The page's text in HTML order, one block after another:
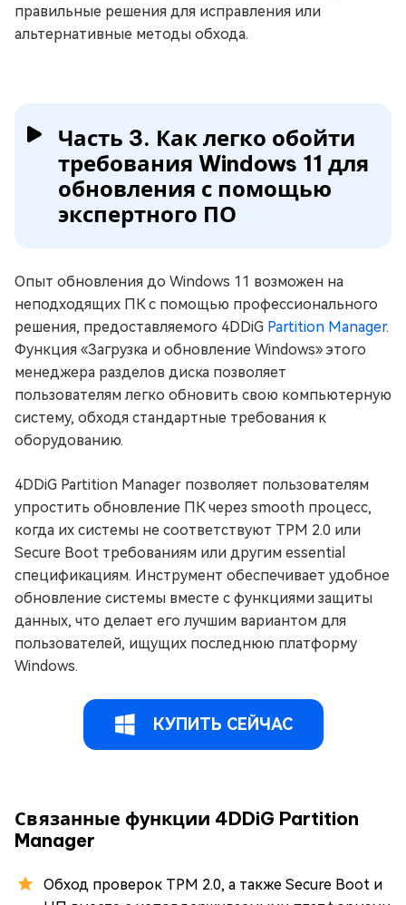
правильные решения для исправления или
альтернативные методы обхода.
Часть 3. Как легко обойти
требования Windows 11 для
обновления с помощью
экспертного ПО
Опыт обновления до Windows 11 возможен на
неподходящих ПК с помощью профессионального
решения, предоставляемого 4DDiG Partition Manager.
Функция «Загрузка и обновление Windows» этого
менеджера разделов диска позволяет
пользователям легко обновить свою компьютерную
систему, обходя стандартные требования к
оборудованию.
4DDiG Partition Manager позволяет пользователям
упростить обновление ПК через smooth процесс,
когда их системы не соответствуют TPM 2.0 или
Secure Boot требованиям или другим essential
спецификациям. Инструмент обеспечивает удобное
обновление системы вместе с функциями защиты
данных, что делает его лучшим вариантом для
пользователей, ищущих последнюю платформу
Windows.
КУПИТЬ СЕЙЧАС
Связанные функции 4DDiG Partition
Manager
Обход проверок TPM 2.0, а также Secure Boot и